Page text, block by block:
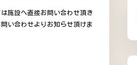
施設へ直接お問い合わせ頂き
い合わせよりお知らせ頂けま